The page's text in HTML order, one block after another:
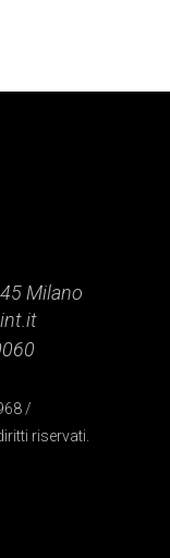
Milano
/
riservati.